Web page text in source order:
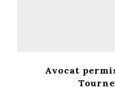
Avocat